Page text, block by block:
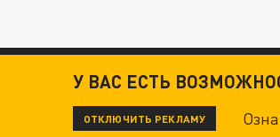
У ВАС ЕСТЬ
ОТКЛЮЧИТЬ РЕКЛАМУ